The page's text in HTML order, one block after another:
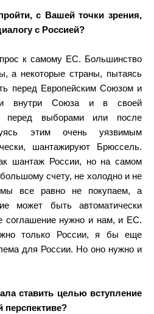
с Вашей точки зрения,
с Россией?
к самому ЕС. Большинство
а некоторые страны, пытаясь
перед Европейским Союзом и
внутри Союза и в своей
перед выборами или после
этим очень уязвимым
шантажируют Брюссель.
шантаж России, но на самом
счету, не холодно и не
все равно не покупаем, а
может быть автоматически
соглашение нужно и нам, и ЕС.
только России, я бы еще
для России. Но оно нужно и
ставить целью вступление
перспективе?